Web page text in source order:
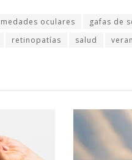
oculares gafas de
retinopatías salud